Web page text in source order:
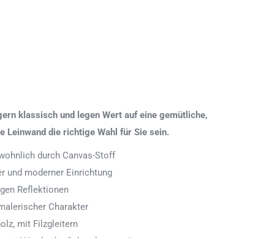
klassisch und legen Wert auf eine gemütliche,
Leinwand die richtige Wahl für Sie sein.
durch Canvas-Stoff
und moderner Einrichtung
Reflektionen
Charakter
mit Filzgleitern